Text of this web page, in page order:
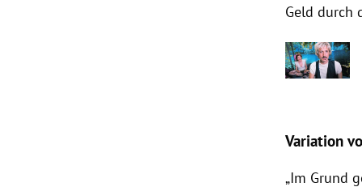
Geld durch
Variation
„Im Grund